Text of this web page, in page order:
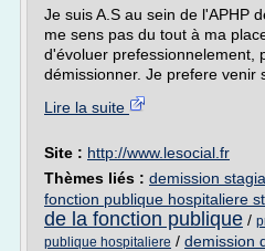
Je suis A.S au sein de l'APHP
me sens pas du tout à ma
d'évoluer prefessionnelement,
démissionner. Je prefere venir
Lire la suite
Site : http://www.lesocial.fr
Thèmes liés : demission
fonction publique hospitaliere
de la fonction publique /
publique hospitaliere / demission